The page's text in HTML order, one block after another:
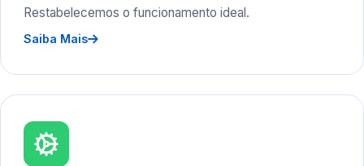
Restabelecemos o funcionamento ideal.
Saiba Mais